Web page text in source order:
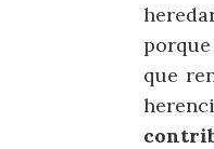
que